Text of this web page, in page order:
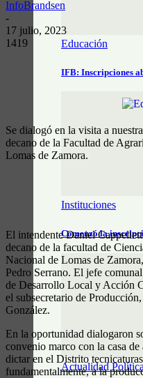
Educación
IFB: Inscripciones
Instituciones
Comenzó la
Actualidad Política
InfoBrandsen
-
17 julio, 2023
1419
Se dialogó en la visita a
decano de la Facultad de
Lomas de Zamora.
El intendente Daniel
decano de la facultad de
Nacional de Lomas de
Pedro Serrano. El jefe
de Desarrollo Local y Acción
el subsecretario de
González.
En la oportunidad dialogaron
convenio marco con la casa
dictar en el Distrito
fundamentalmente, a la